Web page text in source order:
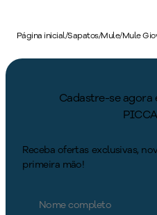
Página inicial/Sapatos/Mule/Mule
Cadastre-se agora
Receba ofertas exclusivas,
primeira mão!